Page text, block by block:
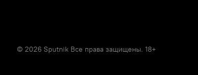
© 2026 Sputnik Все права защищены. 18+